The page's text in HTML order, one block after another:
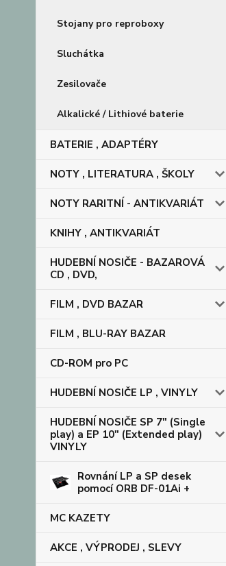
Stojany pro reproboxy
Sluchátka
Zesilovače
Alkalické / Lithiové baterie
BATERIE , ADAPTÉRY
NOTY , LITERATURA , ŠKOLY
NOTY RARITNÍ - ANTIKVARIÁT
KNIHY , ANTIKVARIÁT
HUDEBNÍ NOSIČE - BAZAROVÁ
CD , DVD,
FILM , DVD BAZAR
FILM , BLU-RAY BAZAR
CD-ROM pro PC
HUDEBNÍ NOSIČE LP , VINYLY
HUDEBNÍ NOSIČE SP 7" (Single
play) a EP 10" (Extended play)
VINYLY
Rovnání LP a SP desek
pomocí ORB DF-01Ai +
MC KAZETY
AKCE , VÝPRODEJ , SLEVY